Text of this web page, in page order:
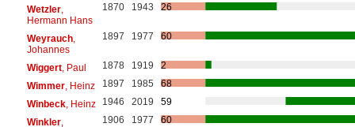
Wetzler,
Hermann Hans
1870 1943 26
Weyrauch,
Johannes
1897 1977 60
Wiggert, Paul 1878 1919
2
Wimmer, Heinz 1897 1985
68
Winbeck, Heinz 1946 2019
59
Winkler,
1906 1977 60